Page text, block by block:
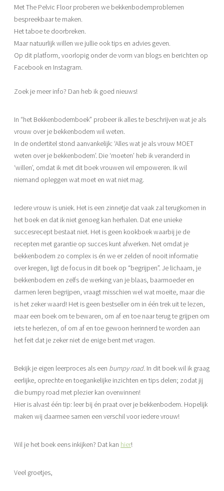
Met The Pelvic Floor proberen we bekkenbodemproblemen
bespreekbaar te maken.
Het taboe te doorbreken.
Maar natuurlijk willen we jullie ook tips en advies geven.
Op dit platform, voorlopig onder de vorm van blogs en berichten op
Facebook en Instagram.
Zoek je meer info? Dan heb ik goed nieuws!
In “het Bekkenbodemboek” probeer ik alles te beschrijven wat je als
vrouw over je bekkenbodem wil weten.
In de ondertitel stond aanvankelijk: ‘Alles wat je als vrouw MOET
weten over je bekkenbodem’. Die ‘moeten’ heb ik veranderd in
‘willen’, omdat ik met dit boek vrouwen wil empoweren. Ik wil
niemand opleggen wat moet en wat niet mag.
Iedere vrouw is uniek. Het is een zinnetje dat vaak zal terugkomen in
het boek en dat ik niet genoeg kan herhalen. Dat ene unieke
succesrecept bestaat niet. Het is geen kookboek waarbij je de
recepten met garantie op succes kunt afwerken. Net omdat je
bekkenbodem zo complex is én we er zelden of nooit informatie
over kregen, ligt de focus in dit boek op “begrijpen”. Je lichaam, je
bekkenbodem en zelfs de werking van je blaas, baarmoeder en
darmen leren begrijpen, vraagt misschien wel wat moeite, maar die
is het zeker waard! Het is geen bestseller om in één trek uit te lezen,
maar een boek om te bewaren, om af en toe naar terug te grijpen om
iets te herlezen, of om af en toe gewoon herinnerd te worden aan
het feit dat je zeker niet de enige bent met vragen.
Bekijk je eigen leerproces als een bumpy road. In dit boek wil ik graag
eerlijke, oprechte en toegankelijke inzichten en tips delen; zodat jij
die bumpy road met plezier kan overwinnen!
Hier is alvast één tip: leer bij én praat over je bekkenbodem. Hopelijk
maken wij daarmee samen een verschil voor iedere vrouw!
Wil je het boek eens inkijken? Dat kan hier!
Veel groetjes,